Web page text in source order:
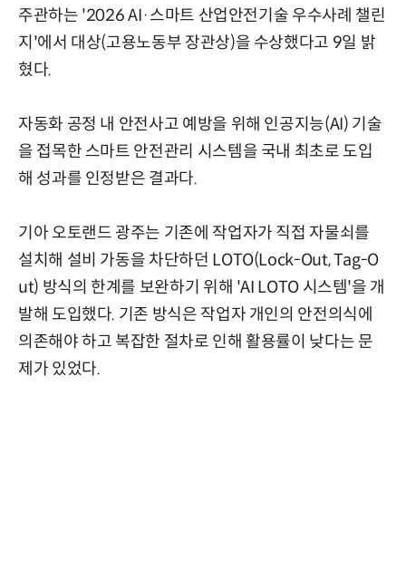
주관하는 '2026 AI·스마트 산업안전기술 우수사례 챌린
지'에서 대상(고용노동부 장관상)을 수상했다고 9일 밝
혔다.
자동화 공정 내 안전사고 예방을 위해 인공지능(AI) 기술
을 접목한 스마트 안전관리 시스템을 국내 최초로 도입
해 성과를 인정받은 결과다.
기아 오토랜드 광주는 기존에 작업자가 직접 자물쇠를
설치해 설비 가동을 차단하던 LOTO(Lock-Out, Tag-O
ut) 방식의 한계를 보완하기 위해 'AI LOTO 시스템'을 개
발해 도입했다. 기존 방식은 작업자 개인의 안전의식에
의존해야 하고 복잡한 절차로 인해 활용률이 낮다는 문
제가 있었다.